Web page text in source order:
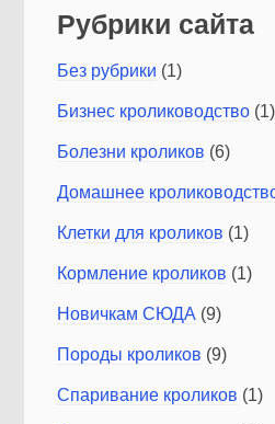
Рубрики сайта
Без рубрики (1)
Бизнес кролиководство (1)
Болезни кроликов (6)
Домашнее
Клетки для кроликов (1)
Кормление кроликов (1)
Новичкам СЮДА (9)
Породы кроликов (9)
Спаривание кроликов (1)